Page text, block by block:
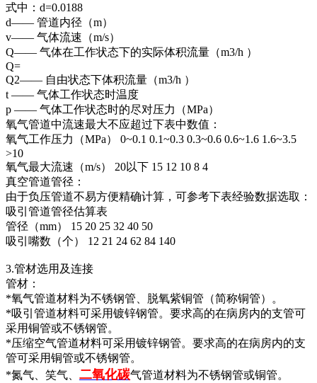
式中：d=0.0188
d—— 管道内径（m）
v—— 气体流速（m/s）
Q—— 气体在工作状态下的实际体积流量（m3/h ）
Q=
Q2—— 自由状态下体积流量（m3/h ）
t —— 气体工作状态时温度
p —— 气体工作状态时的尽对压力（MPa）
氧气管道中流速最大不应超过下表中数值：
氧气工作压力（MPa） 0~0.1 0.1~0.3 0.3~0.6 0.6~1.6 1.6~3.5
>10
氧气最大流速（m/s） 20以下 15 12 10 8 4
真空管道管径：
由于负压管道不易方便精确计算，可参考下表经验数据选取：
吸引管道管径估算表
管径（mm） 15 20 25 32 40 50
吸引嘴数（个） 12 21 24 62 84 140
3.管材选用及连接
管材：
*氧气管道材料为不锈钢管、脱氧紫铜管（简称铜管）。
*吸引管道材料可采用镀锌钢管。要求高的在病房内的支管可
采用铜管或不锈钢管。
*压缩空气管道材料可采用镀锌钢管。要求高的在病房内的支
管可采用铜管或不锈钢管。
*氮气、笑气、 二氧化碳气管道材料为不锈钢管或铜管。